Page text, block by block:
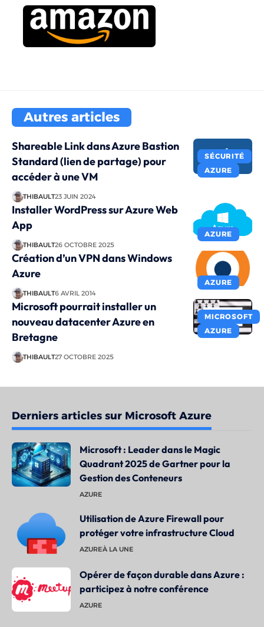
Autres articles
SÉCURITÉ
AZURE
Shareable Link dans Azure Bastion
Standard (lien de partage) pour
accéder à une VM
THIBAULT23 JUIN 2024
AZURE
Installer WordPress sur Azure Web
App
THIBAULT26 OCTOBRE 2025
AZURE
Création d’un VPN dans Windows
Azure
THIBAULT6 AVRIL 2014
MICROSOFT
AZURE
Microsoft pourrait installer un
nouveau datacenter Azure en
Bretagne
THIBAULT27 OCTOBRE 2025
Derniers articles sur Microsoft Azure
Microsoft : Leader dans le Magic
Quadrant 2025 de Gartner pour la
Gestion des Conteneurs
AZURE
Utilisation de Azure Firewall pour
protéger votre infrastructure Cloud
AZUREÀ LA UNE
Opérer de façon durable dans Azure :
participez à notre conférence
AZURE